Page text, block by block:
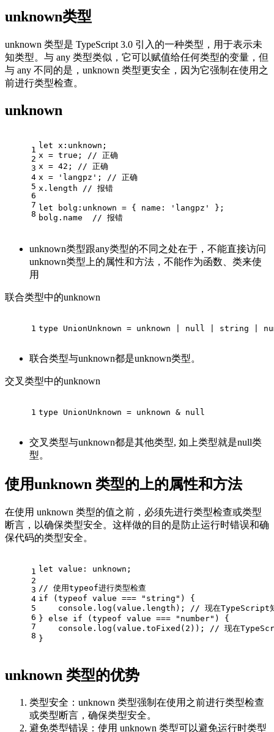
unknown类型
unknown 类型是 TypeScript 3.0 引入的一种类型，用于表示未
知类型。与 any 类型类似，它可以赋值给任何类型的变量，但
与 any 不同的是，unknown 类型更安全，因为它强制在使用之
前进行类型检查。
unknown
1
2
3
4
5
6
7
8
let x: unknown;
x = true ;
// 正确
x = 42 ;
// 正确
x =
'langpz' ;
// 正确
x.length
// 报错
let bolg: unknown = { name: 'langpz'
};
bolg.name
// 报错
unknown类型跟any类型的不同之处在于，不能直接访问
unknown类型上的属性和方法，不能作为函数、类来使
用
联合类型中的unknown
1 type UnionUnknown = unknown | null string
联合类型与unknown都是unknown类型。
交叉类型中的unknown
1 type UnionUnknown = unknown & null
交叉类型与unknown都是其他类型, 如上类型就是null类
型。
使用unknown 类型的上的属性和方法
在使用 unknown 类型的值之前，必须先进行类型检查或类型
断言，以确保类型安全。这样做的目的是防止运行时错误和确
保代码的类型安全。
1
2
3
4
5
6
7
8
let value : unknown;
// 使用typeof进行类型检查
if (typeof value === "string" ) {
    console.log(
value .length);
// 现在TypeScript
} else if (typeof value === "number" ) {
    console.log(
value .toFixed( 2 ));
// 现在
}
unknown 类型的优势
类型安全：unknown 类型强制在使用之前进行类型检查
或类型断言，确保类型安全。
避免类型错误：使用 unknown 类型可以避免运行时类型